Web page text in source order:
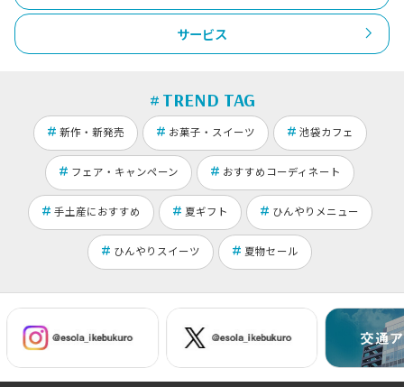
サービス
TREND TAG
新作・新発売 お菓子・スイーツ 池袋カフェ
フェア・キャンペーン おすすめコーディネート
手土産におすすめ 夏ギフト ひんやりメニュー
ひんやりスイーツ 夏物セール